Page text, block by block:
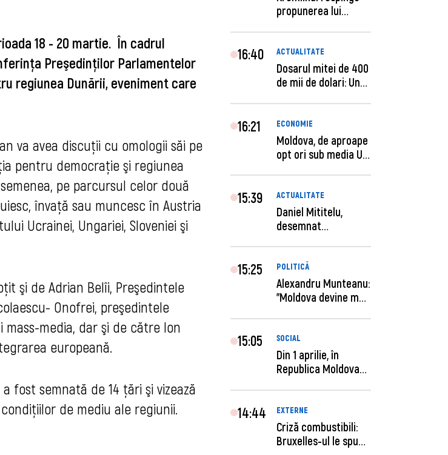
18 - 20 martie. În cadrul
Preşedinţilor Parlamentelor
regiunea Dunării, eveniment care
va avea discuţii cu omologii săi pe
pentru democraţie şi regiunea
pe parcursul celor două
învaţă sau muncesc în Austria
Ucrainei, Ungariei, Sloveniei şi
şi de Adrian Belîi, Preşedintele
Onofrei, preşedintele
media, dar şi de către Ion
europeană.
fost semnată de 14 ţări şi vizează
de mediu ale regiunii.
propunerea lui
16:40 ACTUALITATE
Dosarul mitei de 400
de mii de dolari: Un
16:21 ECONOMIE
Moldova, de aproape
opt ori sub media UE
15:39 ACTUALITATE
Daniel Mititelu,
desemnat
15:25 POLITICĂ
Alexandru Munteanu:
"Moldova devine mai
15:05 SOCIAL
Din 1 aprilie, în
Republica Moldova
14:44 EXTERNE
Criză combustibili:
Bruxelles-ul le spune